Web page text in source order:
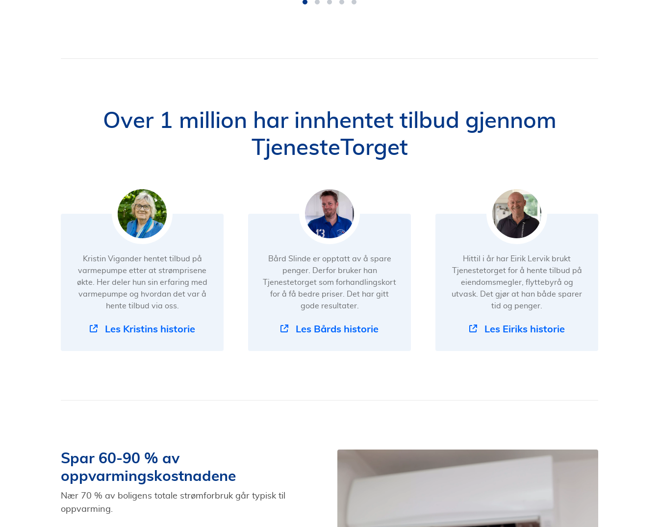
Over 1 million har innhentet tilbud gjennom
TjenesteTorget
Kristin Vigander hentet tilbud på
varmepumpe etter at strømprisene
økte. Her deler hun sin erfaring med
varmepumpe og hvordan det var å
hente tilbud via oss.
Les Kristins historie
Bård Slinde er opptatt av å spare
penger. Derfor bruker han
Tjenestetorget som forhandlingskort
for å få bedre priser. Det har gitt
gode resultater.
Les Bårds historie
Hittil i år har Eirik Lervik brukt
Tjenestetorget for å hente tilbud på
eiendomsmegler, flyttebyrå og
utvask. Det gjør at han både sparer
tid og penger.
Les Eiriks historie
Spar 60-90 % av
oppvarmingskostnadene
Nær 70 % av boligens totale strømforbruk går typisk til
oppvarming.